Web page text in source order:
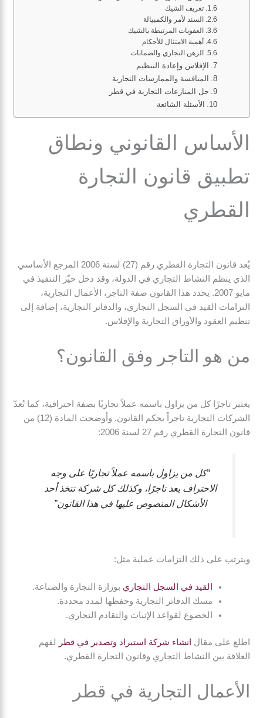
تعريف الشيك
السند لأمر والكمبيالة
العقوبات المرتبطة بالشيك
أهمية الامتثال للأحكام
الرهن التجاري والضمانات
الإفلاس وإعادة التنظيم
المنافسة والممارسات التجارية
حل المنازعات التجارية في قطر
الأسئلة الشائعة
الأساس القانوني ونطاق
تطبيق قانون التجارة
القطري
يُعد قانون التجارة القطري رقم (27) لسنة 2006 المرجع الأساسي
الذي ينظم النشاط التجاري في الدولة، وقد دخل حيّز التنفيذ في
مايو 2007. يحدد هذا القانون صفة التاجر، الأعمال التجارية،
التزامات القيد في السجل التجاري، والدفاتر التجارية، إضافة إلى
تنظيم العقود والأوراق التجارية والإفلاس.
من هو التاجر وفق القانون؟
يعتبر تاجرًا كل من يزاول باسمه عملاً تجاريًا بصفة احترافية، كما تُعدّ
الشركات التجارية تاجراً بحكم القانون. وأوضحت المادة (12) من
قانون التجارة القطري رقم 27 لسنة 2006:
“كل من يزاول باسمه عملاً تجاريًا على وجه
الاحتراف يعد تاجرًا، وكذلك كل شركة تتخذ أحد
الأشكال المنصوص عليها في هذا القانون”
ويترتب على ذلك التزامات عملية مثل:
القيد في السجل التجاري بوزارة التجارة والصناعة.
مسك الدفاتر التجارية وحفظها لمدد محددة.
الخضوع لقواعد الإثبات والتقادم التجاري.
اطلع على مقال انشاء شركة استيراد وتصدير في قطر
لفهم
العلاقة بين النشاط التجاري وقانون التجارة القطري.
الأعمال التجارية في قطر